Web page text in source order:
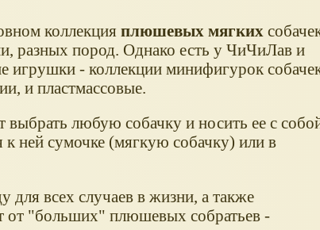
коллекция плюшевых мягких
разных пород. Однако есть у ЧиЧиЛав и
игрушки - коллекции минифигурок
и пластмассовые.
любую собачку и носить ее с
ней сумочке (мягкую собачку) или в
всех случаев в жизни, а также
от "больших" плюшевых собратьев -